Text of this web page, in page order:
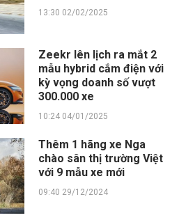
13:30 02/02/2025
Zeekr lên lịch ra mắt 2
mẫu hybrid cắm điện với
kỳ vọng doanh số vượt
300.000 xe
10:24 04/01/2025
Thêm 1 hãng xe Nga
chào sân thị trường Việt
với 9 mẫu xe mới
09:40 29/12/2024